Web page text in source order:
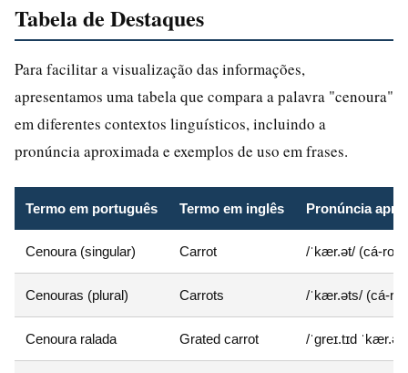
Tabela de Destaques
Para facilitar a visualização das informações,
apresentamos uma tabela que compara a palavra "cenoura"
em diferentes contextos linguísticos, incluindo a
pronúncia aproximada e exemplos de uso em frases.
Termo em português Termo em inglês Pronúncia
Cenoura (singular) Carrot /ˈkær.ət/ (cá-rot)
Cenouras (plural) Carrots /ˈkær.əts/ (cá-
Cenoura ralada Grated carrot /ˈɡreɪ.tɪd